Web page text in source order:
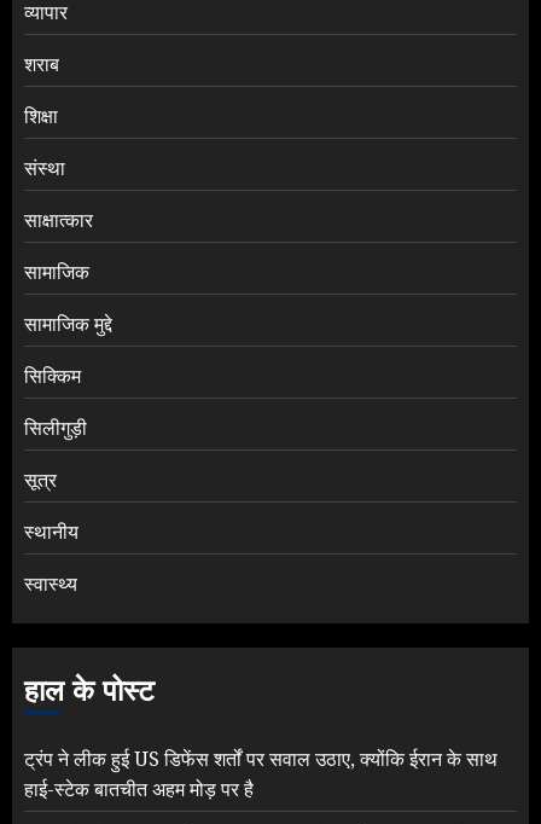
व्यापार
शराब
शिक्षा
संस्था
साक्षात्कार
सामाजिक
सामाजिक मुद्दे
सिक्किम
सिलीगुड़ी
सूत्र
स्थानीय
स्वास्थ्य
हाल के पोस्ट
ट्रंप ने लीक हुई US डिफेंस शर्तों पर सवाल उठाए, क्योंकि ईरान के साथ
हाई-स्टेक बातचीत अहम मोड़ पर है